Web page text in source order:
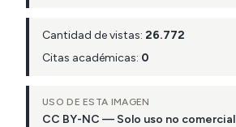
Cantidad de vistas: 26.772
Citas académicas: 0
USO DE ESTA IMAGEN
CC BY-NC — Solo uso no comercial